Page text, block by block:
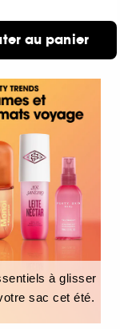
au panier
à glisser
sac cet été.